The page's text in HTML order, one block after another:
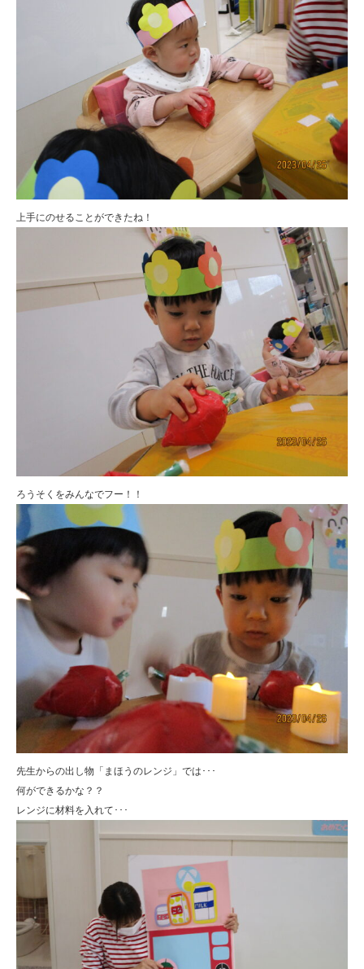
上手にのせることができたね！
ろうそくをみんなでフー！！
先生からの出し物「まほうのレンジ」では･･･
何ができるかな？？
レンジに材料を入れて･･･